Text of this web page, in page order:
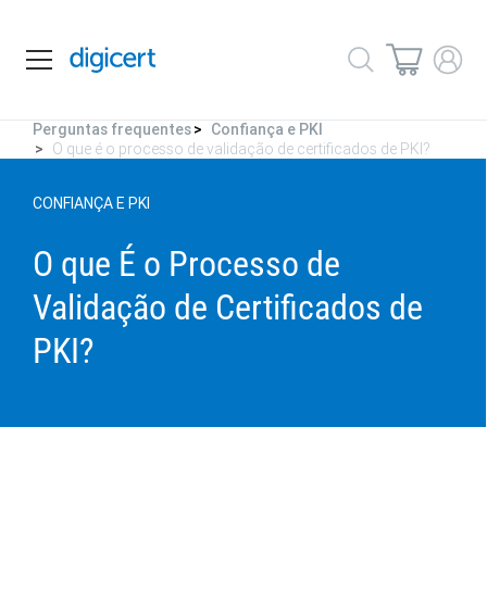
Perguntas frequentes
Confiança e PKI
O que é o processo de validação de certificados de PKI?
CONFIANÇA E PKI
O que É o Processo de
Validação de Certificados de
PKI?